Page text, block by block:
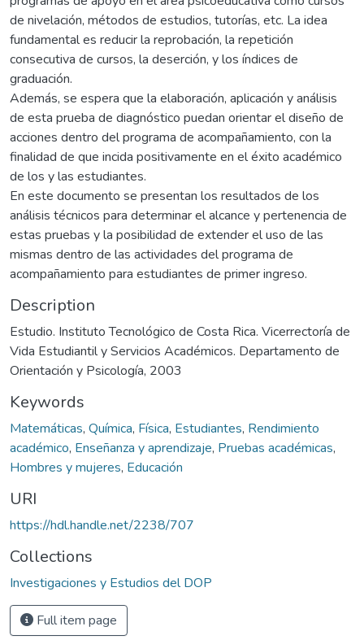
de nivelación, métodos de estudios, tutorías, etc. La idea
fundamental es reducir la reprobación, la repetición
consecutiva de cursos, la deserción, y los índices de
graduación.
Además, se espera que la elaboración, aplicación y análisis
de esta prueba de diagnóstico puedan orientar el diseño de
acciones dentro del programa de acompañamiento, con la
finalidad de que incida positivamente en el éxito académico
de los y las estudiantes.
En este documento se presentan los resultados de los
análisis técnicos para determinar el alcance y pertenencia de
estas pruebas y la posibilidad de extender el uso de las
mismas dentro de las actividades del programa de
acompañamiento para estudiantes de primer ingreso.
Description
Estudio. Instituto Tecnológico de Costa Rica. Vicerrectoría de
Vida Estudiantil y Servicios Académicos. Departamento de
Orientación y Psicología, 2003
Keywords
Matemáticas, Química, Física, Estudiantes, Rendimiento
académico, Enseñanza y aprendizaje, Pruebas académicas,
Hombres y mujeres, Educación
URI
https://hdl.handle.net/2238/707
Collections
Investigaciones y Estudios del DOP
Full item page